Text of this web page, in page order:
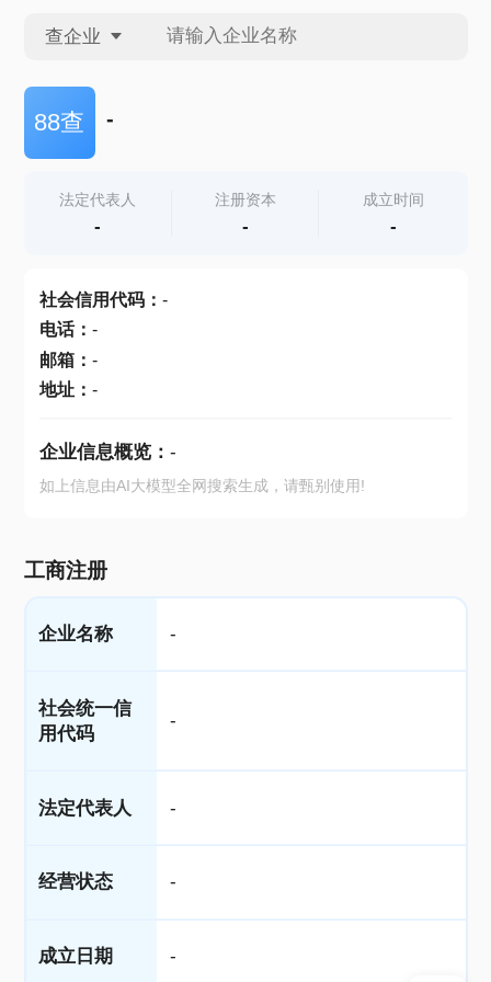
查企业
查企业
查产地
88查 -
法定代表人
-
注册资本
-
成立时间
-
社会信用代码： -
电话： -
邮箱： -
地址： -
企业信息概览： -
如上信息由AI大模型全网搜索生成，请甄别使用!
工商注册
企业名称 -
社会统一信
用代码
-
法定代表人 -
经营状态 -
成立日期 -